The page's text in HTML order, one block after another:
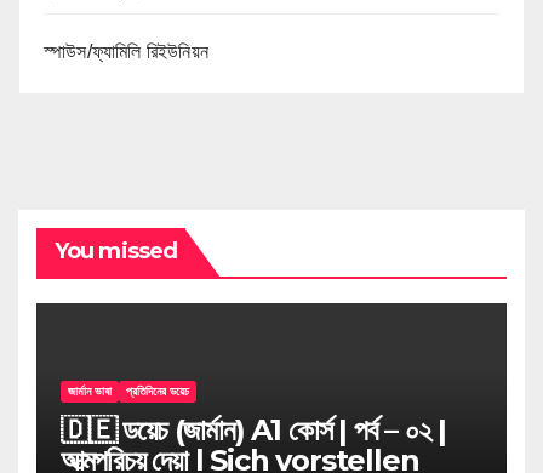
স্পাউস/ফ্যামিলি রিইউনিয়ন
You missed
জার্মান ভাষা প্রতিদিনের ডয়েচ
🇩🇪 ডয়েচ (জার্মান) A1 কোর্স | পর্ব – ০২ |
আত্মপরিচয় দেয়া l Sich vorstellen